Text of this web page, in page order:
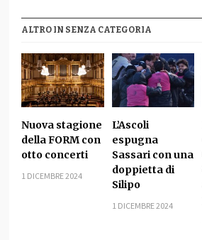
ALTRO IN SENZA CATEGORIA
Nuova stagione
della FORM con
otto concerti
1 DICEMBRE 2024
L’Ascoli
espugna
Sassari con una
doppietta di
Silipo
1 DICEMBRE 2024